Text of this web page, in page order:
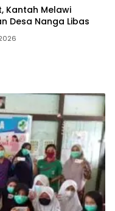
Kantah Melawi
Desa Nanga Libas